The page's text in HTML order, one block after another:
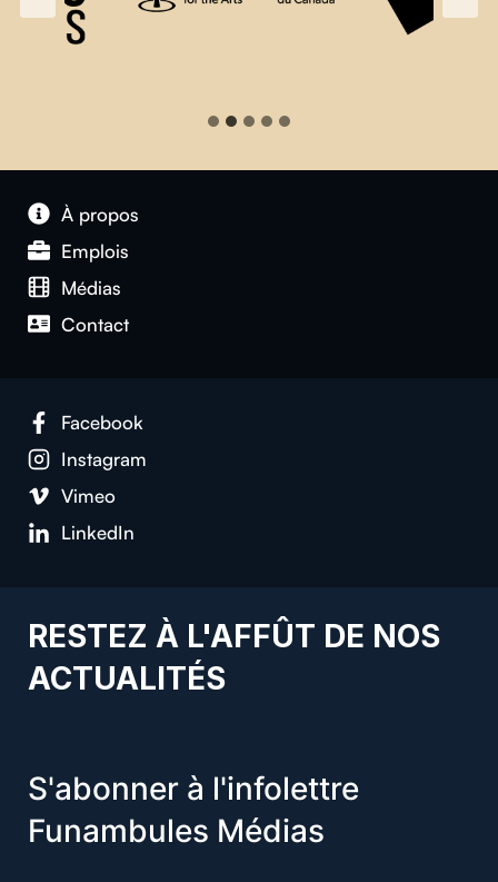
À propos
Emplois
Médias
Contact
Facebook
Instagram
Vimeo
LinkedIn
RESTEZ À L'AFFÛT DE NOS
ACTUALITÉS
S'abonner à l'infolettre
Funambules Médias